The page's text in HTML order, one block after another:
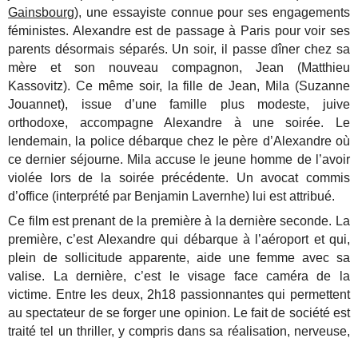
Gainsbourg), une essayiste connue pour ses engagements
féministes. Alexandre est de passage à Paris pour voir ses
parents désormais séparés. Un soir, il passe dîner chez sa
mère et son nouveau compagnon, Jean (Matthieu
Kassovitz). Ce même soir, la fille de Jean, Mila (Suzanne
Jouannet), issue d’une famille plus modeste, juive
orthodoxe, accompagne Alexandre à une soirée. Le
lendemain, la police débarque chez le père d’Alexandre où
ce dernier séjourne. Mila accuse le jeune homme de l’avoir
violée lors de la soirée précédente. Un avocat commis
d’office (interprété par Benjamin Lavernhe) lui est attribué.
Ce film est prenant de la première à la dernière seconde. La
première, c’est Alexandre qui débarque à l’aéroport et qui,
plein de sollicitude apparente, aide une femme avec sa
valise. La dernière, c’est le visage face caméra de la
victime. Entre les deux, 2h18 passionnantes qui permettent
au spectateur de se forger une opinion. Le fait de société est
traité tel un thriller, y compris dans sa réalisation, nerveuse,